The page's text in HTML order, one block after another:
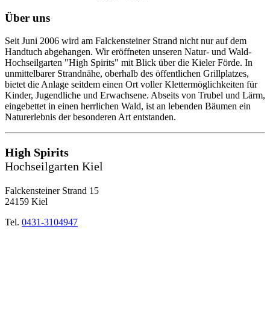
Über uns
Seit Juni 2006 wird am Falckensteiner Strand nicht nur auf dem
Handtuch abgehangen. Wir eröffneten unseren Natur- und Wald-
Hochseilgarten "High Spirits" mit Blick über die Kieler Förde. In
unmittelbarer Strandnähe, oberhalb des öffentlichen Grillplatzes,
bietet die Anlage seitdem einen Ort voller Klettermöglichkeiten für
Kinder, Jugendliche und Erwachsene. Abseits von Trubel und Lärm,
eingebettet in einen herrlichen Wald, ist an lebenden Bäumen ein
Naturerlebnis der besonderen Art entstanden.
High Spirits
Hochseilgarten Kiel
Falckensteiner Strand 15
24159 Kiel
Tel. 0431-3104947